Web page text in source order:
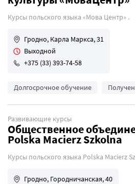
Курсы польского языка «Мова Центр» .
Гродно, Карла Маркса, 31
Выходной
+375 (33) 393-74-58
Долгосрочное обучение
Развивающие курсы
Общественное
Polska Macierz Szkolna
Курсы польского языка Polska Macierz
Гродно, Городничанская, 40